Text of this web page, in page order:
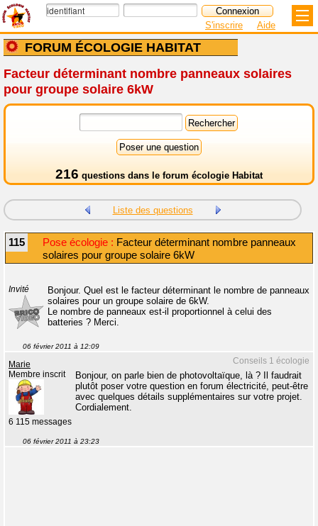
FORUM ÉCOLOGIE HABITAT
S'inscrire Aide
Facteur déterminant nombre panneaux solaires
pour groupe solaire 6kW
216 questions dans le forum écologie Habitat
Liste des questions
115 Pose écologie : Facteur déterminant nombre panneaux
solaires pour groupe solaire 6kW
Invité
Bonjour. Quel est le facteur déterminant le nombre de panneaux
solaires pour un groupe solaire de 6kW.
Le nombre de panneaux est-il proportionnel à celui des
batteries ? Merci.
06 février 2011 à 12:09
Conseils 1 écologie
Marie
Membre inscrit
6 115 messages
Bonjour, on parle bien de photovoltaïque, là ? Il faudrait
plutôt poser votre question en forum électricité, peut-être
avec quelques détails supplémentaires sur votre projet.
Cordialement.
06 février 2011 à 23:23